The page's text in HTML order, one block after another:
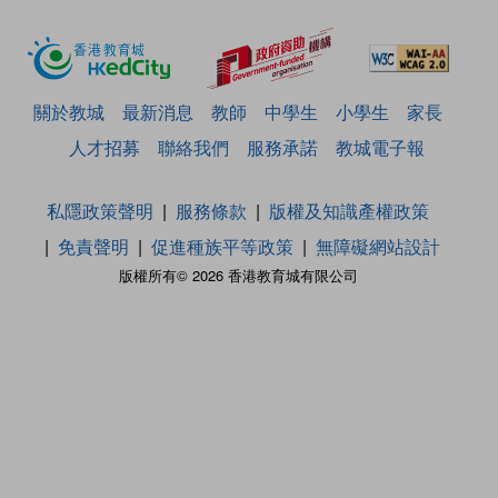
關於教城 最新消息 教師 中學生 小學生
家長
人才招募
聯絡我們 服務承諾 教城電子報
版權所有© 2026 香港教育城有限公司
私隱政策聲明 服務條款
版權及知識產權政策
免責聲明
促進種族平等政策 無障礙網站設計